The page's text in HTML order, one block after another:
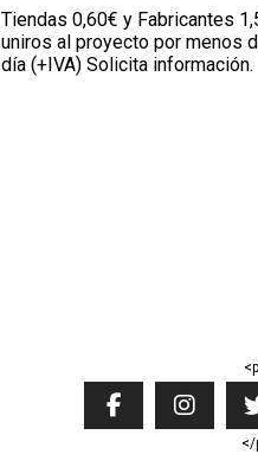
Tiendas 0,60€ y Fabricantes
uniros al proyecto por menos
día (+IVA) Solicita información.
</